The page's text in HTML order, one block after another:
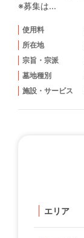
※募集は...
使用料
所在地
宗旨・宗派
墓地種別
施設・サービス
エリア